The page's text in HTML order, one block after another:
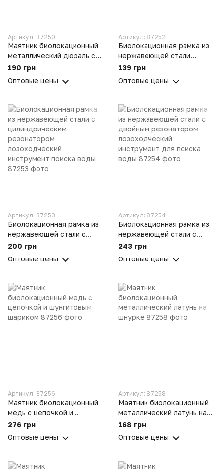
Артикул: 87250
Маятник биолокационный
металлический дюраль с
цепочкой и шунгитовым
190 грн
Оптовые цены
Артикул: 87252
Биолокационная рамка из
нержавеющей стали
прямая лозоходческий
воды
139 грн
Оптовые цены
Артикул: 87253
Биолокационная рамка из
нержавеющей стали с
цилиндрическим
лозоходческий
200 грн
Оптовые цены
Артикул: 87254
Биолокационная рамка из
нержавеющей стали с
двойным резонатором
инструмент для поиска
243 грн
Оптовые цены
Артикул: 87256
Маятник биолокационный
медь с цепочкой и
шунгитовым шариком
276 грн
Оптовые цены
Артикул: 87258
Маятник биолокационный
металлический латунь на
шнурке
168 грн
Оптовые цены